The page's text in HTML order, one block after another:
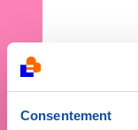
Consentement